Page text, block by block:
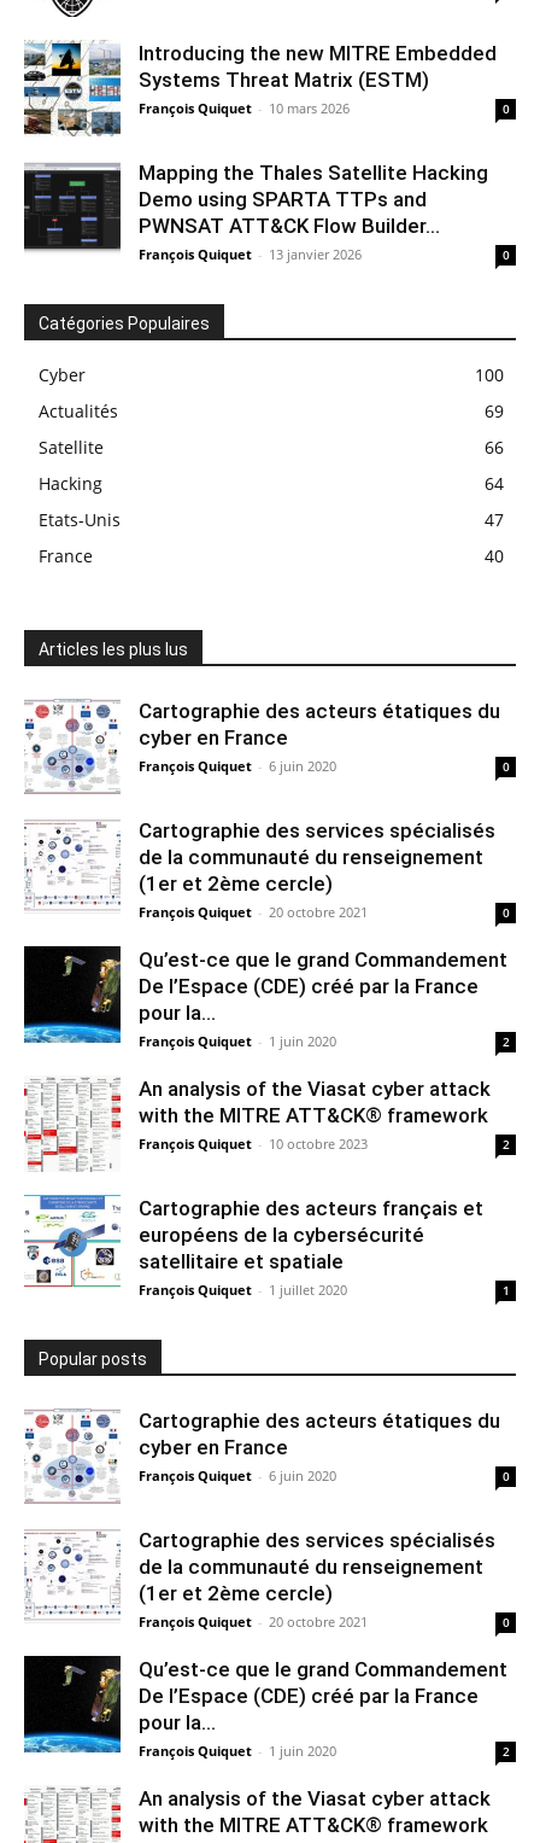
Introducing the new MITRE Embedded
Systems Threat Matrix (ESTM)
François Quiquet - 10 mars 2026 0
Mapping the Thales Satellite Hacking
Demo using SPARTA TTPs and
PWNSAT ATT&CK Flow Builder...
François Quiquet - 13 janvier 2026 0
Catégories Populaires
Cyber
100
Actualités
69
Satellite
66
Hacking
64
Etats-Unis
47
France
40
Articles les plus lus
Cartographie des acteurs étatiques du
cyber en France
François Quiquet - 6 juin 2020 0
Cartographie des services spécialisés
de la communauté du renseignement
(1er et 2ème cercle)
François Quiquet - 20 octobre 2021 0
Qu’est-ce que le grand Commandement
De l’Espace (CDE) créé par la France
pour la...
François Quiquet - 1 juin 2020 2
An analysis of the Viasat cyber attack
with the MITRE ATT&CK® framework
François Quiquet - 10 octobre 2023 2
Cartographie des acteurs français et
européens de la cybersécurité
satellitaire et spatiale
François Quiquet - 1 juillet 2020 1
Popular posts
Cartographie des acteurs étatiques du
cyber en France
François Quiquet - 6 juin 2020 0
Cartographie des services spécialisés
de la communauté du renseignement
(1er et 2ème cercle)
François Quiquet - 20 octobre 2021 0
Qu’est-ce que le grand Commandement
De l’Espace (CDE) créé par la France
pour la...
François Quiquet - 1 juin 2020 2
An analysis of the Viasat cyber attack
with the MITRE ATT&CK® framework